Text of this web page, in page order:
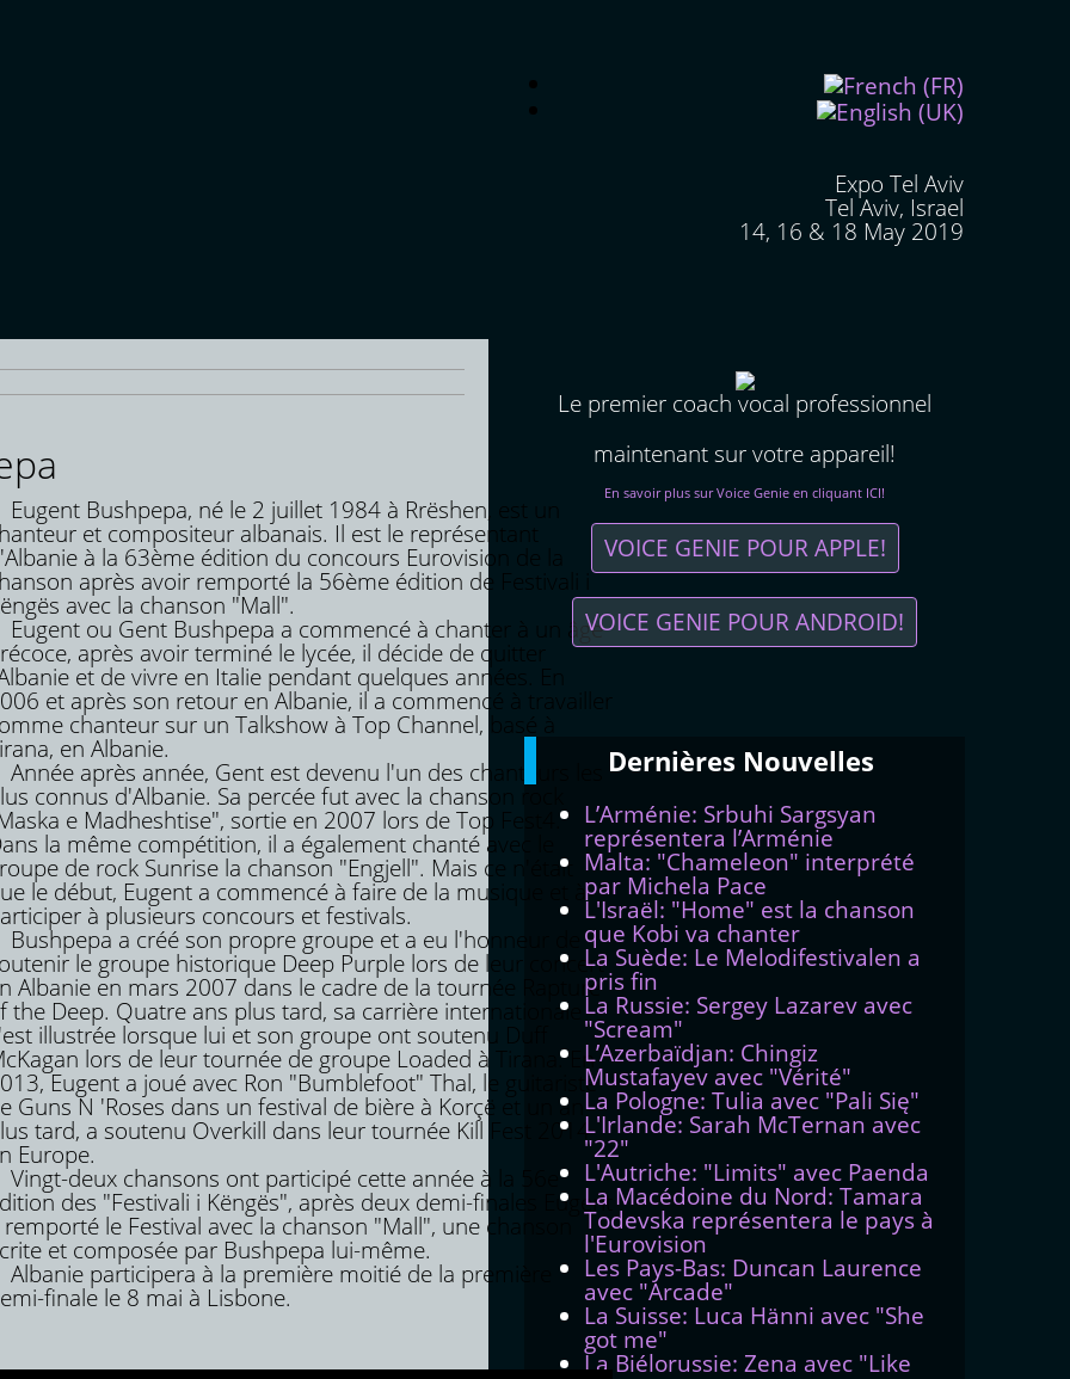
Expo Tel Aviv
Tel Aviv, Israel
14, 16 & 18 May 2019
Eugent Bushpepa, né le 2 juillet 1984 à Rrëshen, est un
et compositeur albanais. Il est le représentant
à la 63ème édition du concours Eurovision de la
après avoir remporté la 56ème édition de Festivali i
avec la chanson "Mall".
Eugent ou Gent Bushpepa a commencé à chanter à un âge
après avoir terminé le lycée, il décide de quitter
et de vivre en Italie pendant quelques années. En
et après son retour en Albanie, il a commencé à travailler
chanteur sur un Talkshow à Top Channel, basé à
en Albanie.
Année après année, Gent est devenu l'un des chanteurs les
connus d'Albanie. Sa percée fut avec la chanson rock
e Madheshtise", sortie en 2007 lors de Top Fest4.
la même compétition, il a également chanté avec le
de rock Sunrise la chanson "Engjell". Mais ce n'était
le début, Eugent a commencé à faire de la musique et à
à plusieurs concours et festivals.
a créé son propre groupe et a eu l'honneur de
le groupe historique Deep Purple lors de leur concert
Albanie en mars 2007 dans le cadre de la tournée Rapture
the Deep. Quatre ans plus tard, sa carrière internationale
illustrée lorsque lui et son groupe ont soutenu Duff
lors de leur tournée de groupe Loaded à Tirana. En
Eugent a joué avec Ron "Bumblefoot" Thal, le guitariste
Guns N 'Roses dans un festival de bière à Korçë et un an
tard, a soutenu Overkill dans leur tournée Kill Fest 2014
Europe.
Vingt-deux chansons ont participé cette année à la 56e
des "Festivali i Këngës", après deux demi-finales Eugent
remporté le Festival avec la chanson "Mall", une chanson
et composée par Bushpepa lui-même.
Albanie participera à la première moitié de la première
finale le 8 mai à Lisbone.
Le premier coach vocal professionnel
maintenant sur votre appareil!
En savoir plus sur Voice Genie en cliquant ICI!
VOICE GENIE POUR APPLE!
VOICE GENIE POUR ANDROID!
Dernières Νouvelles
L’Arménie: Srbuhi Sargsyan
représentera l’Arménie
Malta: "Chameleon" interprété
par Michela Pace
L'Israël: "Home" est la chanson
que Kobi va chanter
La Suède: Le Melodifestivalen a
pris fin
La Russie: Sergey Lazarev avec
"Scream"
L’Azerbaïdjan: Chingiz
Mustafayev avec "Vérité"
La Pologne: Tulia avec "Pali Się"
L'Irlande: Sarah McTernan avec
"22"
L'Autriche: "Limits" avec Paenda
La Macédoine du Nord: Tamara
Todevska représentera le pays à
l'Eurovision
Les Pays-Bas: Duncan Laurence
avec "Arcade"
La Suisse: Luca Hänni avec "She
got me"
La Biélorussie: Zena avec "Like